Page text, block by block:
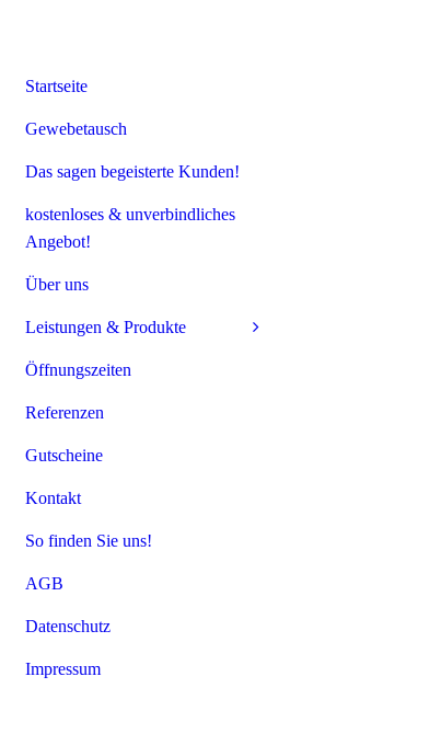
Startseite
Gewebetausch
Das sagen begeisterte Kunden!
kostenloses & unverbindliches
Angebot!
Über uns
Leistungen & Produkte
Öffnungszeiten
Referenzen
Gutscheine
Kontakt
So finden Sie uns!
AGB
Datenschutz
Impressum